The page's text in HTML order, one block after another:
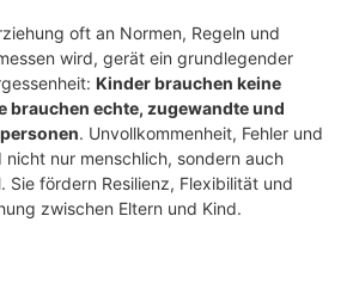
oft an Normen, Regeln und
wird, gerät ein grundlegender
Kinder brauchen keine
brauchen echte, zugewandte und
. Unvollkommenheit, Fehler und
nicht nur menschlich, sondern auch
Sie fördern Resilienz, Flexibilität und
zwischen Eltern und Kind.